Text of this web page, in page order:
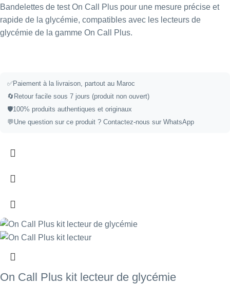
Bandelettes de test On Call Plus pour une mesure précise et
rapide de la glycémie, compatibles avec les lecteurs de
glycémie de la gamme On Call Plus.
✅Paiement à la livraison, partout au Maroc
🔄Retour facile sous 7 jours (produit non ouvert)
🛡️100% produits authentiques et originaux
💬Une question sur ce produit ? Contactez-nous sur WhatsApp
On Call Plus kit lecteur de glycémie